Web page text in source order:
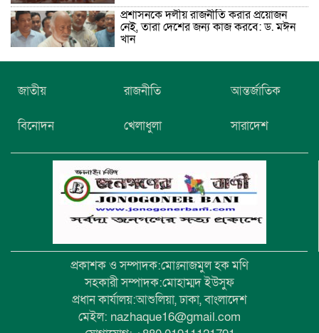
প্রশাসনকে দলীয় রাজনীতি করার প্রয়োজন
নেই, তারা দেশের জন্য কাজ করবে: ড. মঈন
খান
নিখোঁজের তিনদিন পর মাইক্রোবাস চালকের
মরদেহ উদ্ধার
উচ্চ বিদ্যালয়ের ৮১তম বার্ষিক ক্রীড়া
জাতীয় রাজনীতি আন্তর্জাতিক
বিনোদন খেলাধুলা সারাদেশ
প্রকাশক ও সম্পাদক:মোঃনাজমুল হক মণি
সহকারী সম্পাদক:মোহাম্মদ ইউসুফ
প্রধান কার্যালয়:আশুলিয়া, ঢাকা, বাংলাদেশ
মেইল: nazhaque16@gmail.com